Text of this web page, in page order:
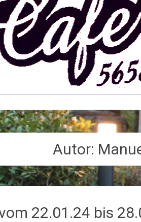
Autor:
22.01.24 bis